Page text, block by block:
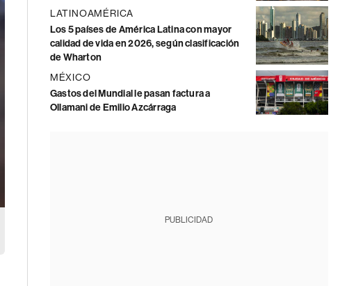
LATINOAMÉRICA
Los 5 países de América Latina con mayor
calidad de vida en 2026, según clasificación
de Wharton
MÉXICO
Gastos del Mundial le pasan factura a
Ollamani de Emilio Azcárraga
PUBLICIDAD